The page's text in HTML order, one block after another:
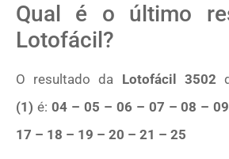
Qual é o último
Lotofácil?
O resultado da Lotofácil 3502
(1) é: 04 – 05 – 06 – 07 – 08 –
17 – 18 – 19 – 20 – 21 – 25